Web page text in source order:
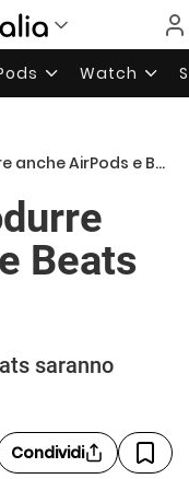
Watch
AirPods e Beats in India
Beats
saranno
Condividi